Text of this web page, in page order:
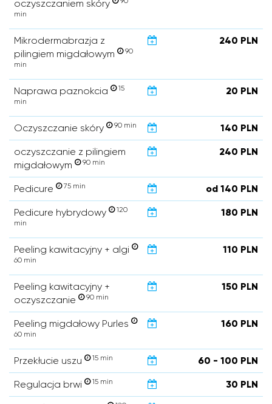
oczyszczaniem skóry
min
Mikrodermabrazja z
pilingiem migdałowym
90
min
240 PLN
Naprawa paznokcia
15
min
20 PLN
Oczyszczanie skóry 90 min 140 PLN
oczyszczanie z pilingiem
migdałowym
90 min
240 PLN
Pedicure 75 min od 140 PLN
Pedicure hybrydowy
120
min
180 PLN
Peeling kawitacyjny + algi
60 min
110 PLN
Peeling kawitacyjny +
oczyszczanie
90 min
150 PLN
Peeling migdałowy Purles
60 min
160 PLN
Przekłucie uszu 15 min 60 - 100 PLN
Regulacja brwi 15 min 30 PLN